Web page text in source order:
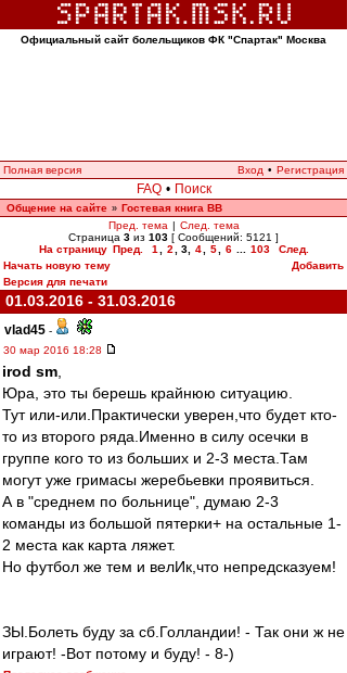
Официальный сайт болельщиков ФК "Спартак" Москва
Полная версия Вход • Регистрация
FAQ • Поиск
Общение на сайте » Гостевая книга ВВ
Пред. тема | След. тема
Страница 3 из 103 [ Сообщений: 5121 ]
На страницу Пред. 1 2 3, 4 5 6 103
След.
Начать новую тему
Добавить
Версия для печати
01.03.2016 - 31.03.2016
vlad45 -
30 мар 2016 18:28
irod sm
Юра, это ты берешь крайнюю ситуацию.
Тут или-или.Практически уверен,что будет кто-
то из второго ряда.Именно в силу осечки в
группе кого то из больших и 2-3 места.Там
могут уже гримасы жеребьевки проявиться.
А в "среднем по больнице", думаю 2-3
команды из большой пятерки+ на остальные 1-
2 места как карта ляжет.
Но футбол же тем и велИк,что непредсказуем!
ЗЫ.Болеть буду за сб.Голландии! - Так они ж не
играют! -Вот потому и буду! - 8-)